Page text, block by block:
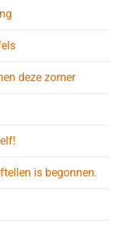
deze zomer
is begonnen.